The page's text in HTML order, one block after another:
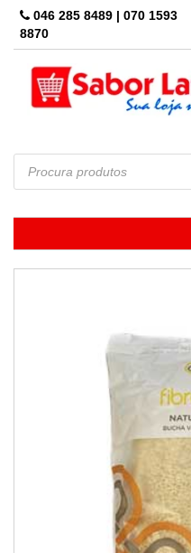
Skip
046 285 8489 | 070 1593
8870
Pesquisar
produtos